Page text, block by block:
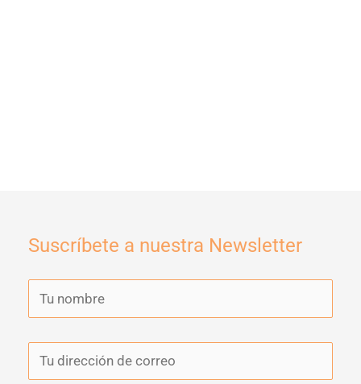
Suscríbete a nuestra Newsletter